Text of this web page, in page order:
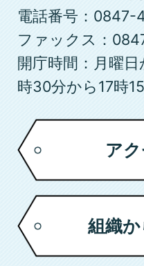
市
電話番号：
ファックス：
開庁時間：月曜
時30分から17時
ア
組織